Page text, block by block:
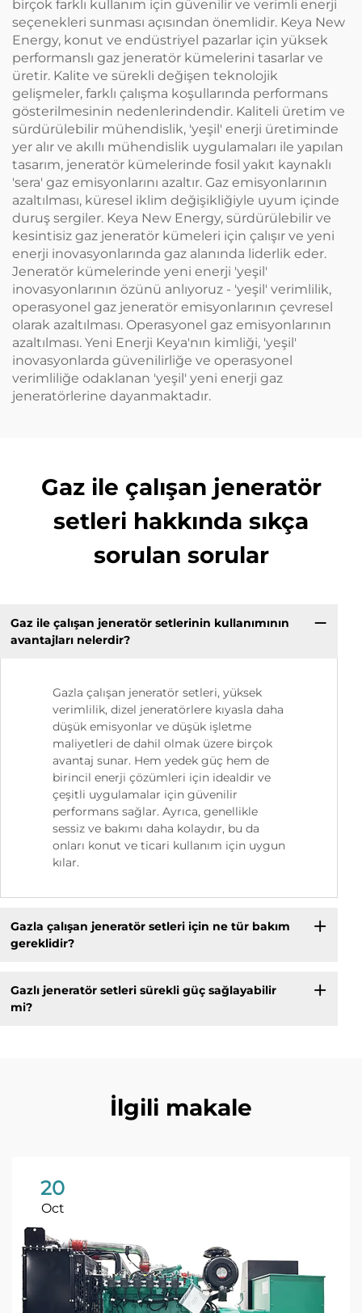
birçok farklı kullanım için güvenilir ve verimli enerji
seçenekleri sunması açısından önemlidir. Keya New
Energy, konut ve endüstriyel pazarlar için yüksek
performanslı gaz jeneratör kümelerini tasarlar ve
üretir. Kalite ve sürekli değişen teknolojik
gelişmeler, farklı çalışma koşullarında performans
gösterilmesinin nedenlerindendir. Kaliteli üretim ve
sürdürülebilir mühendislik, 'yeşil' enerji üretiminde
yer alır ve akıllı mühendislik uygulamaları ile yapılan
tasarım, jeneratör kümelerinde fosil yakıt kaynaklı
'sera' gaz emisyonlarını azaltır. Gaz emisyonlarının
azaltılması, küresel iklim değişikliğiyle uyum içinde
duruş sergiler. Keya New Energy, sürdürülebilir ve
kesintisiz gaz jeneratör kümeleri için çalışır ve yeni
enerji inovasyonlarında gaz alanında liderlik eder.
Jeneratör kümelerinde yeni enerji 'yeşil'
inovasyonlarının özünü anlıyoruz - 'yeşil' verimlilik,
operasyonel gaz jeneratör emisyonlarının çevresel
olarak azaltılması. Operasyonel gaz emisyonlarının
azaltılması. Yeni Enerji Keya'nın kimliği, 'yeşil'
inovasyonlarda güvenilirliğe ve operasyonel
verimliliğe odaklanan 'yeşil' yeni enerji gaz
jeneratörlerine dayanmaktadır.
Gaz ile çalışan jeneratör
setleri hakkında sıkça
sorulan sorular
Gaz ile çalışan jeneratör setlerinin kullanımının
avantajları nelerdir?
Gazla çalışan jeneratör setleri, yüksek
verimlilik, dizel jeneratörlere kıyasla daha
düşük emisyonlar ve düşük işletme
maliyetleri de dahil olmak üzere birçok
avantaj sunar. Hem yedek güç hem de
birincil enerji çözümleri için idealdir ve
çeşitli uygulamalar için güvenilir
performans sağlar. Ayrıca, genellikle
sessiz ve bakımı daha kolaydır, bu da
onları konut ve ticari kullanım için uygun
kılar.
Gazla çalışan jeneratör setleri için ne tür bakım
gereklidir?
Gazlı jeneratör setleri sürekli güç sağlayabilir
mi?
İlgili makale
20
Oct